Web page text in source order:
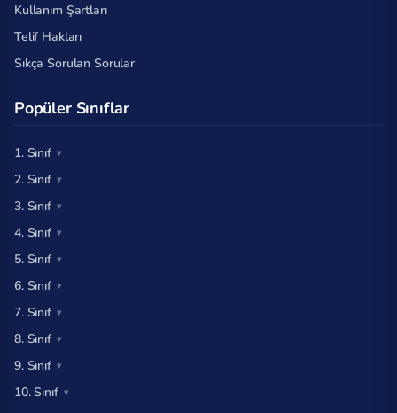
Kullanım Şartları
Telif Hakları
Sıkça Sorulan Sorular
Popüler Sınıflar
1. Sınıf
2. Sınıf
3. Sınıf
4. Sınıf
5. Sınıf
6. Sınıf
7. Sınıf
8. Sınıf
9. Sınıf
10. Sınıf